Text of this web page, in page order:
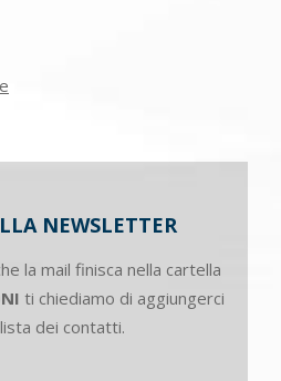
NEWSLETTER
la mail finisca nella cartella
ti chiediamo di aggiungerci
dei contatti.